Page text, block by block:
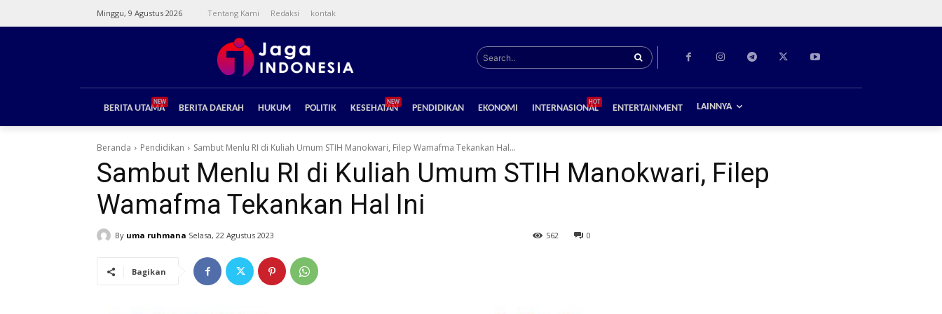
Minggu, 9 Agustus 2026 Tentang Kami Redaksi kontak
Search..
BERITA UTAMA
NEW
BERITA DAERAH HUKUM POLITIK KESEHATAN
NEW
PENDIDIKAN EKONOMI INTERNASIONAL
HOT
ENTERTAINMENT LAINNYA
Beranda Pendidikan Sambut Menlu RI di Kuliah Umum STIH Manokwari, Filep Wamafma Tekankan Hal...
Sambut Menlu RI di Kuliah Umum STIH Manokwari, Filep
Wamafma Tekankan Hal Ini
By uma ruhmana Selasa, 22 Agustus 2023 0
562
Bagikan